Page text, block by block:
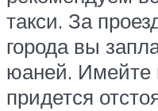
такси. За
города вы
юаней. Имейте
придется